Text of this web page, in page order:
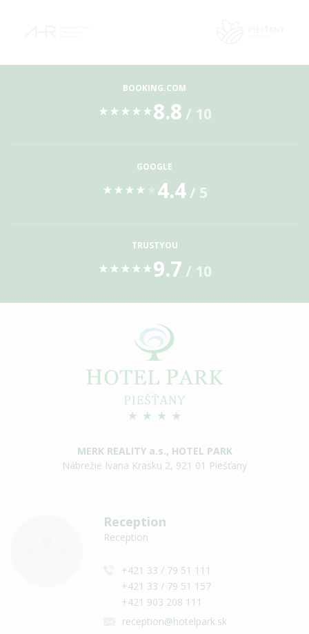
BOOKING.COM
★ ★ ★ ★ ★ 8.8 / 10
GOOGLE
★ ★ ★ ★ 4.4/ 5
TRUSTYOU
★ ★ ★ ★ ★ 9.7 / 10
MERK REALITY a.s., HOTEL PARK
Nábrežie Ivana Krasku 2, 921 01 Piešťany
Reception
Reception
+421 33 / 79 51 111
+421 33 / 79 51 157
+421 903 208 111
reception@hotelpark.sk